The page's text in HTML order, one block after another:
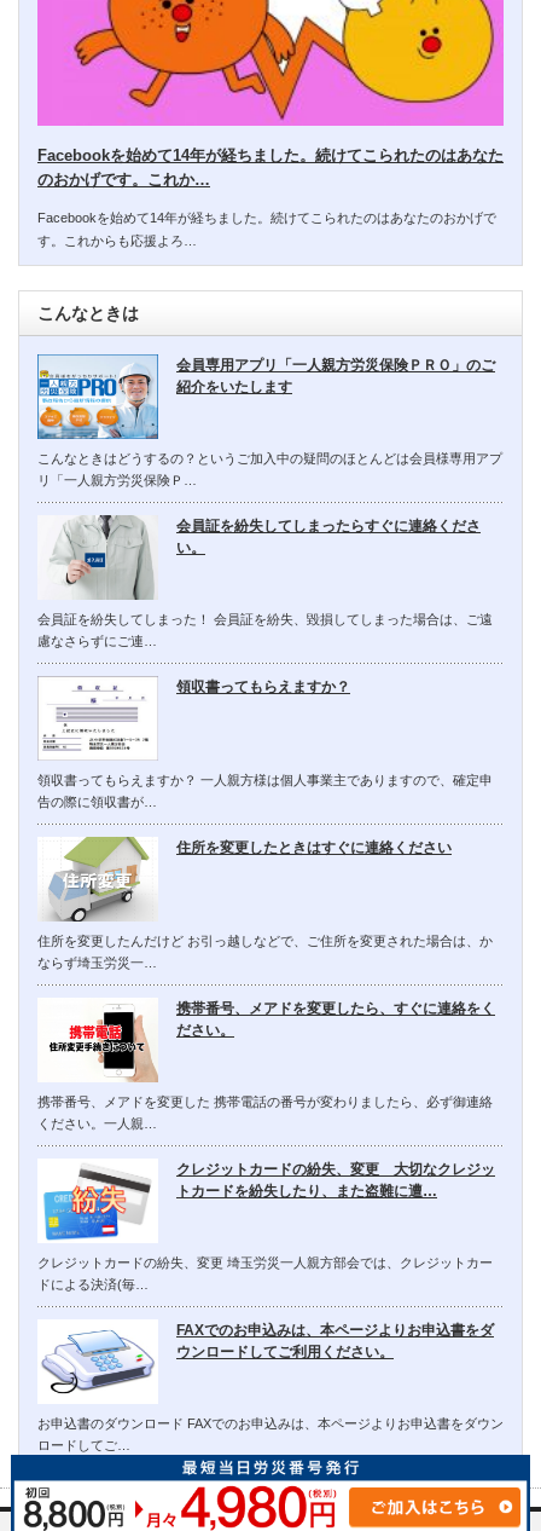
Facebookを始めて14年が経ちました。続けてこられたのはあなた
のおかげです。これか…
Facebookを始めて14年が経ちました。続けてこられたのはあなたのおかげで
す。これからも応援よろ…
こんなときは
会員専用アプリ「一人親方労災保険ＰＲＯ」のご
紹介をいたします
こんなときはどうするの？というご加入中の疑問のほとんどは会員様専用アプ
リ「一人親方労災保険Ｐ…
会員証を紛失してしまったらすぐに連絡くださ
い。
会員証を紛失してしまった！ 会員証を紛失、毀損してしまった場合は、ご遠
慮なさらずにご連…
領収書ってもらえますか？
領収書ってもらえますか？ 一人親方様は個人事業主でありますので、確定申
告の際に領収書が…
住所を変更したときはすぐに連絡ください
住所を変更したんだけど お引っ越しなどで、ご住所を変更された場合は、か
ならず埼玉労災一…
携帯番号、メアドを変更したら、すぐに連絡をく
ださい。
携帯番号、メアドを変更した 携帯電話の番号が変わりましたら、必ず御連絡
ください。一人親…
クレジットカードの紛失、変更 大切なクレジッ
トカードを紛失したり、また盗難に遭…
クレジットカードの紛失、変更 埼玉労災一人親方部会では、クレジットカー
ドによる決済(毎…
FAXでのお申込みは、本ページよりお申込書をダ
ウンロードしてご利用ください。
お申込書のダウンロード FAXでのお申込みは、本ページよりお申込書をダウン
ロードしてご…